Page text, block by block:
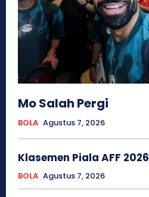
Mo Salah Pergi
BOLA Agustus 7, 2026
Klasemen Piala AFF 2026
BOLA Agustus 7, 2026